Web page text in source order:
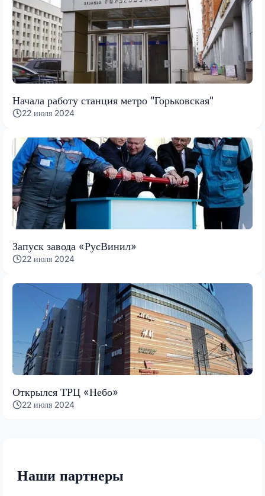
Начала работу станция метро "Горьковская"
22 июля 2024
Запуск завода «РусВинил»
22 июля 2024
Открылся ТРЦ «Небо»
22 июля 2024
Наши партнеры